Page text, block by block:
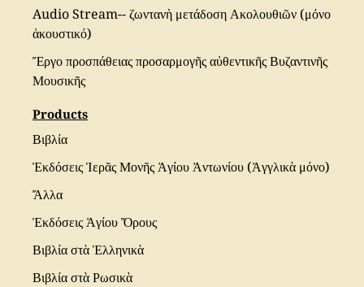
Audio Stream-- ζωντανὴ μετάδοση Ακολουθιῶν (μόνο
ἀκουστικό)
Ἔργο προσπάθειας προσαρμογῆς αὐθεντικῆς Βυζαντινῆς
Μουσικῆς
Products
Βιβλία
Ἐκδόσεις Ἱερᾶς Μονῆς Ἁγίου Ἀντωνίου (Ἀγγλικὰ μόνο)
Ἄλλα
Ἐκδόσεις Ἁγίου Ὄρους
Βιβλία στὰ Ἑλληνικὰ
Βιβλία στὰ Ρωσικὰ